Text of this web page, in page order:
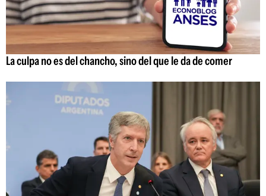
La culpa no es del chancho, sino del que le da de comer